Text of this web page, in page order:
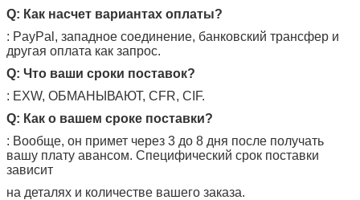
Q: Как насчет вариантах оплаты?
: PayPal, западное соединение, банковский трансфер и
другая оплата как запрос.
Q: Что ваши сроки поставок?
: EXW, ОБМАНЫВАЮТ, CFR, CIF.
Q: Как о вашем сроке поставки?
: Вообще, он примет через 3 до 8 дня после получать
вашу плату авансом. Специфический срок поставки
зависит
на деталях и количестве вашего заказа.